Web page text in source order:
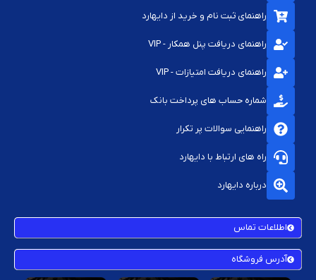
راهنمای ثبت نام و خرید از دایهارد
راهنمای دریافت پنل همکار - VIP
راهنمای دریافت امتیازات - VIP
شماره حساب های پرداخت بانک
راهنمایی سوالات پر تکرار
راه های ارتباط با دایهارد
درباره دایهارد
اطلاعات تماس
آدرس فروشگاه